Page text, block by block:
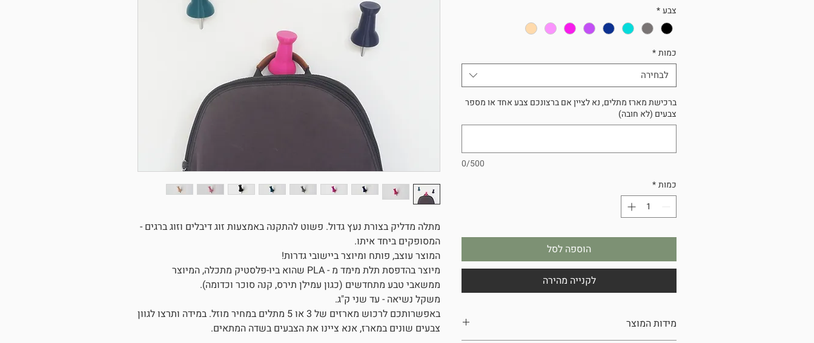
מתלה מדליק בצורת נעץ גדול. פשוט להתקנה באמצעות זוג דיבלים וזוג ברגים -
המסופקים ביחד איתו.
המוצר עוצב, פותח ומיוצר ביישובי גדרות!
מיוצר בהדפסת תלת מימד מ - PLA שהוא ביו-פלסטיק מתכלה, המיוצר
ממשאבי טבע מתחדשים (כגון עמילן תירס, קנה סוכר וכדומה).
משקל נשיאה - עד שני ק"ג.
באפשרותכם לרכוש מארזים של 3 או 5 מתלים במחיר מוזל. במידה ותרצו לגוון
צבעים שונים במארז, אנא ציינו את הצבעים בשדה המתאים.
צבע*
כמות*
לבחירה
ברכישת מארז מתלים, נא לציין אם ברצונכם צבע אחד או מספר
צבעים (לא חובה)
0/500
כמות*
הוספה לסל
לקנייה מהירה
מידות המוצר